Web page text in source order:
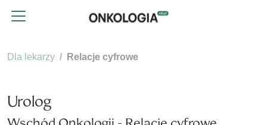
Dla lekarzy Relacje cyfrowe
Urolog